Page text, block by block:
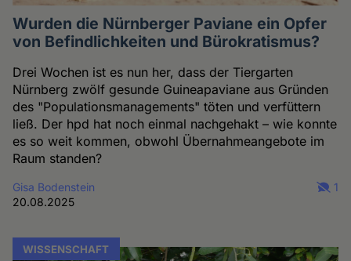
Wurden die Nürnberger Paviane ein Opfer
von Befindlichkeiten und Bürokratismus?
Drei Wochen ist es nun her, dass der Tiergarten
Nürnberg zwölf gesunde Guineapaviane aus Gründen
des "Populationsmanagements" töten und verfüttern
ließ. Der hpd hat noch einmal nachgehakt – wie konnte
es so weit kommen, obwohl Übernahmeangebote im
Raum standen?
Gisa Bodenstein
20.08.2025
1
WISSENSCHAFT